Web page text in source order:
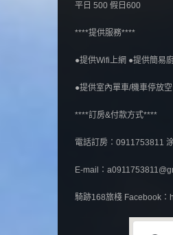
平日 500 假日600
****提供服務****
●提供Wifi上網 ●提供簡易
●提供室內單車/機車停放
****訂房&付款方式****
電話訂房：0911753811
E-mail：
騎跡168旅棧 Facebook：